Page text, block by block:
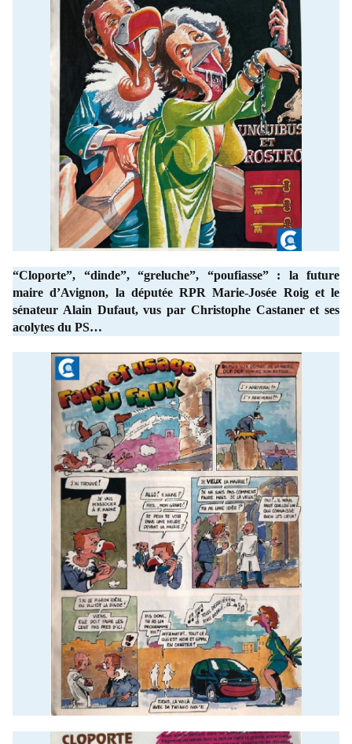
“Cloporte”, “dinde”, “greluche”, “poufiasse” : la future
maire d’Avignon, la députée RPR Marie-Josée Roig et le
sénateur Alain Dufaut, vus par Christophe Castaner et ses
acolytes du PS…